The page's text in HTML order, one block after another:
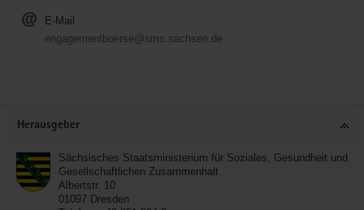
E-Mail
engagementboerse@sms.sachsen.de
Herausgeber
Sächsisches Staatsministerium für Soziales, Gesundheit und
Gesellschaftlichen Zusammenhalt
Albertstr. 10
01097 Dresden